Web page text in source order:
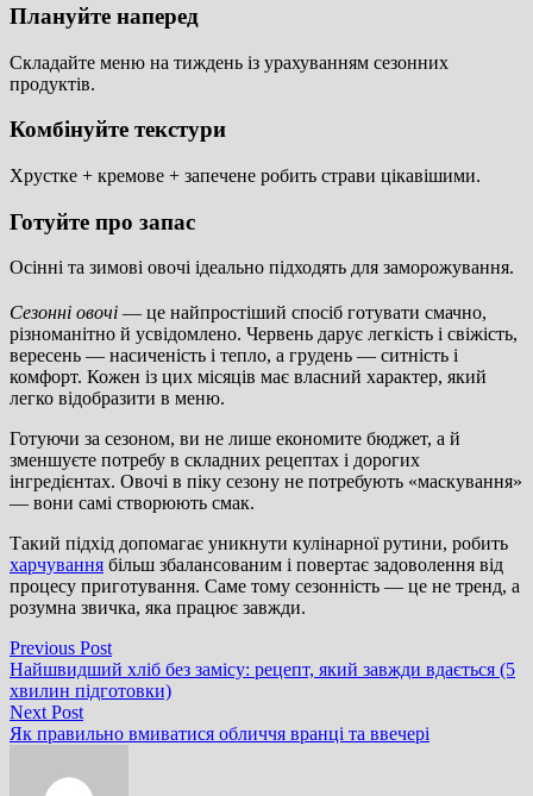
Плануйте наперед
Складайте меню на тиждень із урахуванням сезонних
продуктів.
Комбінуйте текстури
Хрустке + кремове + запечене робить страви цікавішими.
Готуйте про запас
Осінні та зимові овочі ідеально підходять для заморожування.
Сезонні овочі — це найпростіший спосіб готувати смачно,
різноманітно й усвідомлено. Червень дарує легкість і свіжість,
вересень — насиченість і тепло, а грудень — ситність і
комфорт. Кожен із цих місяців має власний характер, який
легко відобразити в меню.
Готуючи за сезоном, ви не лише економите бюджет, а й
зменшуєте потребу в складних рецептах і дорогих
інгредієнтах. Овочі в піку сезону не потребують «маскування»
— вони самі створюють смак.
Такий підхід допомагає уникнути кулінарної рутини, робить
харчування більш збалансованим і повертає задоволення від
процесу приготування. Саме тому сезонність — це не тренд, а
розумна звичка, яка працює завжди.
Навігація
записів
Previous PostPrevious
post:
Найшвидший хліб без замісу: рецепт, який завжди вдається (5
хвилин підготовки)
Next PostNext
post:
Як правильно вмиватися обличчя вранці та ввечері